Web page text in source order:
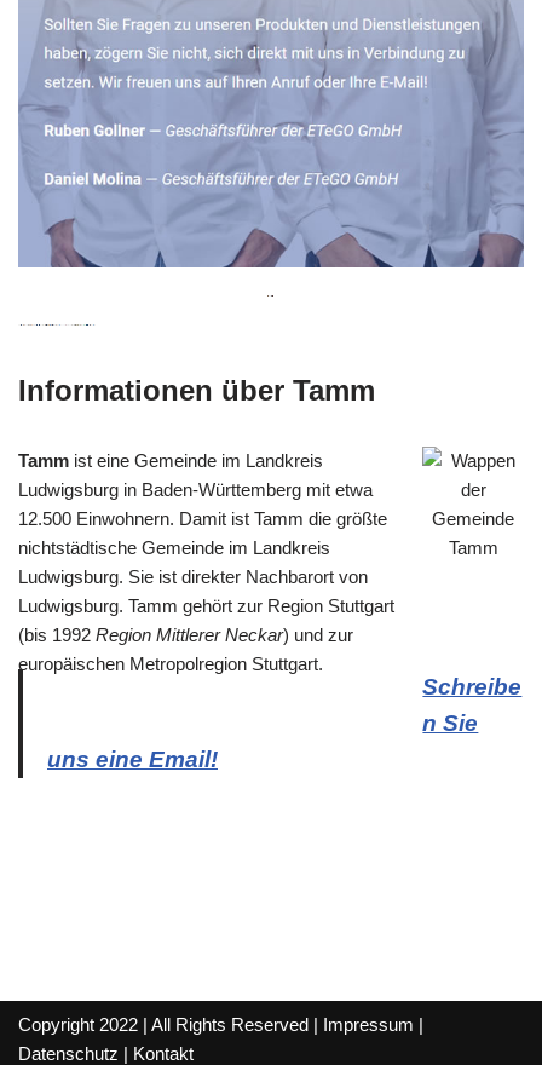
Informationen über Tamm
Tamm ist eine Gemeinde im Landkreis
Ludwigsburg in Baden-Württemberg mit etwa
12.500 Einwohnern. Damit ist Tamm die größte
nichtstädtische Gemeinde im Landkreis
Ludwigsburg. Sie ist direkter Nachbarort von
Ludwigsburg. Tamm gehört zur Region Stuttgart
(bis 1992 Region Mittlerer Neckar) und zur
europäischen Metropolregion Stuttgart.
Schreibe
n Sie
uns eine Email!
Copyright 2022 | All Rights Reserved | Impressum |
Datenschutz | Kontakt